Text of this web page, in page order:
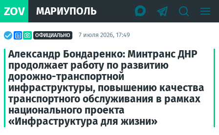
ZOV МАРИУПОЛЬ
ОФИЦИАЛЬНО 7 июля 2026, 17:49
Александр Бондаренко: Минтранс ДНР
продолжает работу по развитию
дорожно-транспортной
инфраструктуры, повышению качества
транспортного обслуживания в рамках
национального проекта
«Инфраструктура для жизни»